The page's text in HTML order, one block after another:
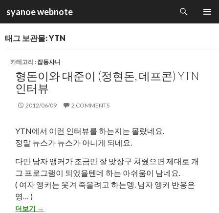
syanoe webnote
색
츠
로
건
태그 보관물: YTN
카테고리 : 잡동사니
형돈이와 대준이 (정현돈, 데프콘) YTN
인터뷰
2012/06/09 2 COMMENTS
YTN에서 이런 인터뷰를 하는지는 몰랐네요.
정말 뉴스가 뉴스가 아니게 되네요.
다만 남자 앵커가 조금만 잘 맞장구 쳐줬으면 제대로 개
그 프로그램이 되었을텐데 하는 아쉬움이 남네요.
( 여자 앵커는 웃겨 죽을려고 하는뎅. 남자 앵커 반응은
영… )
형돈이와 대준이 (정현돈, 데프콘) YTN 인터뷰
더보기 →